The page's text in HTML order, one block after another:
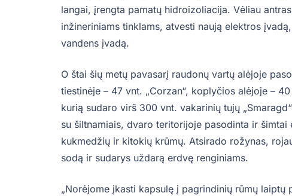
langai, įrengta pamatų hidroizoliacija. Vėliau
inžineriniams tinklams, atvesti naują elektros
vandens įvadą.
O štai šių metų pavasarį raudonų vartų alėjoje
tiestinėje – 47 vnt. „Corzan“, koplyčios alėjoje –
kurią sudaro virš 300 vnt. vakarinių tujų
su šiltnamiais, dvaro teritorijoje pasodinta ir
kukmedžių ir kitokių krūmų. Atsirado rožynas,
sodą ir sudarys uždarą erdvę renginiams.
„Norėjome įkasti kapsulę į pagrindinių rūmų laiptų